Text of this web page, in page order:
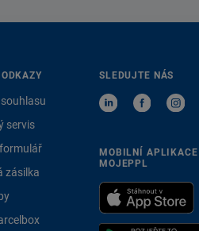
servis
zásilka
SLEDUJTE NÁS
MOBILNÍ APLIKACE
MOJEPPL